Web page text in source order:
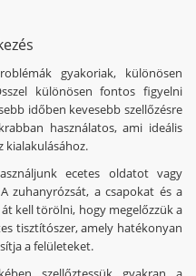
gyakoriak, különösen
különösen fontos figyelni
időben kevesebb szellőzésre
használatos, ami ideális
kialakulásához.
ecetes oldatot vagy
zuhanyrózsát, a csapokat és a
kell törölni, hogy megelőzzük a
tisztítószer, amely hatékonyan
a felületeket.